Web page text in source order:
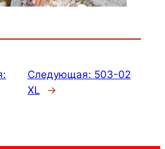
Следующая: 503-02
XL
→